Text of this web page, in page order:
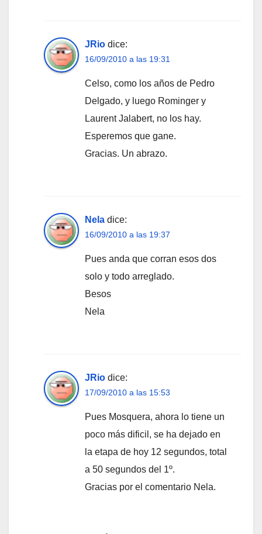
JRio dice:
16/09/2010 a las 19:31
Celso, como los años de Pedro
Delgado, y luego Rominger y
Laurent Jalabert, no los hay.
Esperemos que gane.
Gracias. Un abrazo.
Nela dice:
16/09/2010 a las 19:37
Pues anda que corran esos dos
solo y todo arreglado.
Besos
Nela
JRio dice:
17/09/2010 a las 15:53
Pues Mosquera, ahora lo tiene un
poco más dificil, se ha dejado en
la etapa de hoy 12 segundos, total
a 50 segundos del 1º.
Gracias por el comentario Nela.